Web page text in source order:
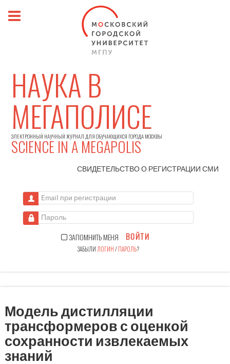
НАУКА В
МЕГАПОЛИСЕ
ЭЛЕКТРОННЫЙ НАУЧНЫЙ ЖУРНАЛ ДЛЯ ОБУЧАЮЩИХСЯ ГОРОДА МОСКВЫ
SCIENCE IN A MEGAPOLIS
СВИДЕТЕЛЬСТВО О РЕГИСТРАЦИИСМИ
Email при регистрации
Пароль
ЗАПОМНИТЬ МЕНЯ ВОЙТИ
ЗАБЫЛИ ЛОГИН/ПАРОЛЬ?
Модель дистилляции
трансформеров с оценкой
сохранности извлекаемых
знаний